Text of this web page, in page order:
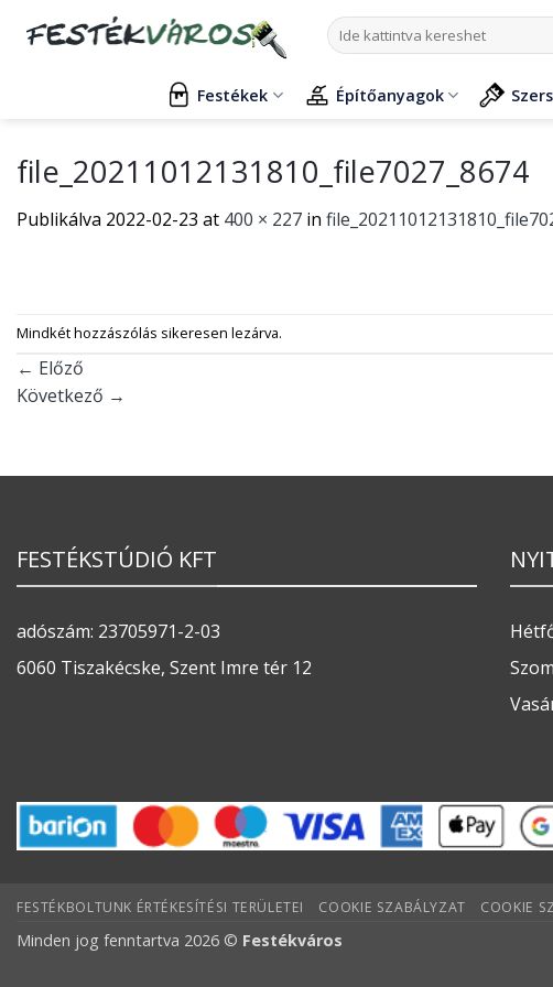
Keresés
a
Festékek Építőanyagok
file_20211012131810_file7027_8674
Publikálva 2022-02-23 at 400 × 227 in
Mindkét hozzászólás sikeresen lezárva.
← Előző
Következő →
FESTÉKSTÚDIÓ KFT
adószám: 23705971-2-03
6060 Tiszakécske, Szent Imre tér 12
FESTÉKBOLTUNK ÉRTÉKESÍTÉSI TERÜLETEI COOKIE SZABÁLYZAT COOKIE
Minden jog fenntartva 2026 © Festékváros